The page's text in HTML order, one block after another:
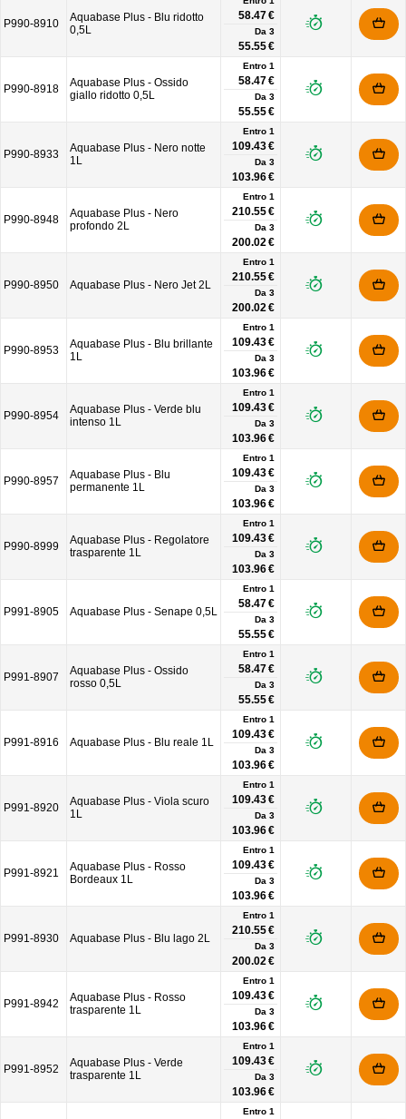
P990-8910
Aquabase Plus - Blu ridotto
0,5L
58.47 €
Da 3
55.55 €
P990-8918
Aquabase Plus - Ossido
giallo ridotto 0,5L
Entro 1
58.47 €
Da 3
55.55 €
P990-8933
Aquabase Plus - Nero notte
1L
Entro 1
109.43 €
Da 3
103.96 €
P990-8948
Aquabase Plus - Nero
profondo 2L
Entro 1
210.55 €
Da 3
200.02 €
P990-8950 Aquabase Plus - Nero Jet 2L
Entro 1
210.55 €
Da 3
200.02 €
P990-8953
Aquabase Plus - Blu brillante
1L
Entro 1
109.43 €
Da 3
103.96 €
P990-8954
Aquabase Plus - Verde blu
intenso 1L
Entro 1
109.43 €
Da 3
103.96 €
P990-8957
Aquabase Plus - Blu
permanente 1L
Entro 1
109.43 €
Da 3
103.96 €
P990-8999
Aquabase Plus - Regolatore
trasparente 1L
Entro 1
109.43 €
Da 3
103.96 €
P991-8905 Aquabase Plus - Senape 0,5L
Entro 1
58.47 €
Da 3
55.55 €
P991-8907
Aquabase Plus - Ossido
rosso 0,5L
Entro 1
58.47 €
Da 3
55.55 €
P991-8916 Aquabase Plus - Blu reale 1L
Entro 1
109.43 €
Da 3
103.96 €
P991-8920
Aquabase Plus - Viola scuro
1L
Entro 1
109.43 €
Da 3
103.96 €
P991-8921
Aquabase Plus - Rosso
Bordeaux 1L
Entro 1
109.43 €
Da 3
103.96 €
P991-8930 Aquabase Plus - Blu lago 2L
Entro 1
210.55 €
Da 3
200.02 €
P991-8942
Aquabase Plus - Rosso
trasparente 1L
Entro 1
109.43 €
Da 3
103.96 €
P991-8952
Aquabase Plus - Verde
trasparente 1L
Entro 1
109.43 €
Da 3
103.96 €
Entro 1